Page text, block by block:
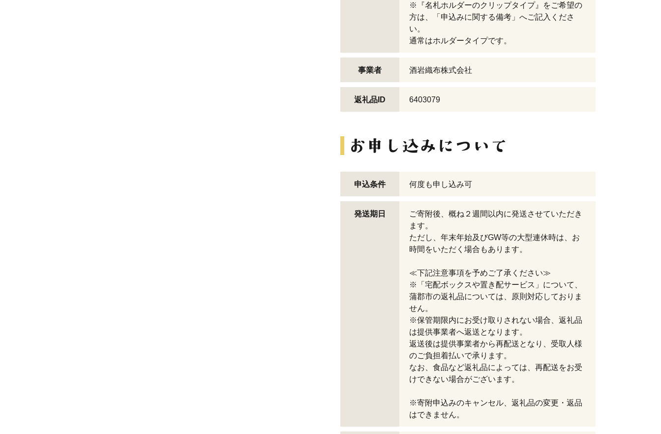
※『名札ホルダーのクリップタイプ』をご希望の
方は、「申込みに関する備考」へご記入くださ
い。
通常はホルダータイプです。
事業者 酒岩織布株式会社
返礼品ID 6403079
申込条件 何度も申し込み可
発送期日
ご寄附後、概ね２週間以内に発送させていただき
ます。
ただし、年末年始及びGW等の大型連休時は、お
時間をいただく場合もあります。
≪下記注意事項を予めご了承ください≫
※「宅配ボックスや置き配サービス」について、
蒲郡市の返礼品については、原則対応しておりま
せん。
※保管期限内にお受け取りされない場合、返礼品
は提供事業者へ返送となります。
返送後は提供事業者から再配送となり、受取人様
のご負担着払いで承ります。
なお、食品など返礼品によっては、再配送をお受
けできない場合がございます。
※寄附申込みのキャンセル、返礼品の変更・返品
はできません。